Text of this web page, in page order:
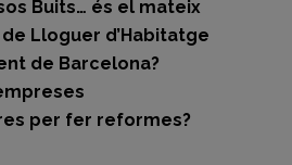
Buits… és el mateix
Lloguer d’Habitatge
de Barcelona?
per fer reformes?